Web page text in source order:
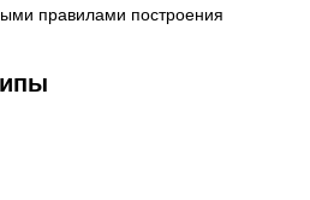
правилами построения